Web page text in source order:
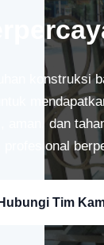
konstruksi
aman, dan
profesional
Tim